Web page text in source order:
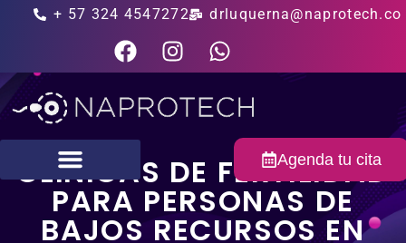
+ 57 324 4547272 drluquerna@naprotech.co
Agenda tu cita
CLÍNICAS DE FERTILIDAD
PARA PERSONAS DE
BAJOS RECURSOS EN